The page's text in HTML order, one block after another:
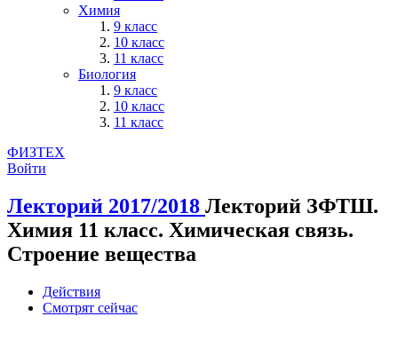
Химия
9 класс
10 класс
11 класс
Биология
9 класс
10 класс
11 класс
ФИЗТЕХ
Войти
Лекторий 2017/2018 Лекторий ЗФТШ.
Химия 11 класс. Химическая связь.
Строение вещества
Действия
Смотрят сейчас